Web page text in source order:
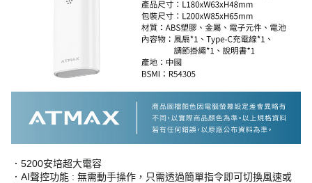
．5200安培超大電容
．AI聲控功能 : 無需動手操作，只需透過簡單指令即可切換風速或